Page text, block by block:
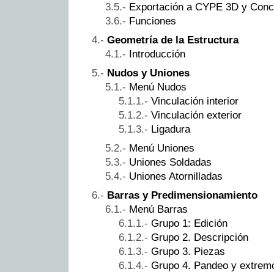
Exportación a CYPE 3D y
Funciones
Geometría de la Estructura
Introducción
Nudos y Uniones
Menú Nudos
Vinculación interior
Vinculación exterior
Ligadura
Menú Uniones
Uniones Soldadas
Uniones Atornilladas
Barras y Predimensionamiento
Menú Barras
Grupo 1: Edición
Grupo 2. Descripción
Grupo 3. Piezas
Grupo 4. Pandeo y